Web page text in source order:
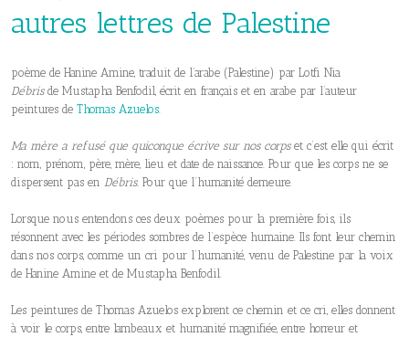
autres lettres de Palestine
poème de Hanine Amine, traduit de l’arabe (Palestine) par Lotfi Nia
Débrisde Mustapha Benfodil, écrit en français et en arabe par l’auteur
peintures de Thomas Azuelos.
Ma mère a refusé que quiconque écrive sur nos corpset c’est elle qui écrit
: nom, prénom, père, mère, lieu et date de naissance. Pour que les corps ne se
dispersent pas en Débris. Pour que l’humanité demeure.
Lorsque nous entendons ces deux poèmes pour la première fois, ils
résonnent avec les périodes sombres de l’espèce humaine. Ils font leur chemin
dans nos corps, comme un cri pour l’humanité, venu de Palestine par la voix
de Hanine Amine et de Mustapha Benfodil.
Les peintures de Thomas Azuelos explorent ce chemin et ce cri, elles donnent
à voir le corps, entre lambeaux et humanité magnifiée, entre horreur et